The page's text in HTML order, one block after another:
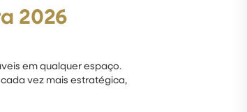
2026
em qualquer espaço.
vez mais estratégica,